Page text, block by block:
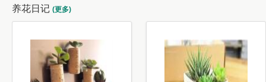
养花日记 (更多)